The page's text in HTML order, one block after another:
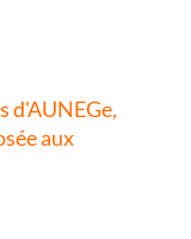
d'AUNEGe,
aux